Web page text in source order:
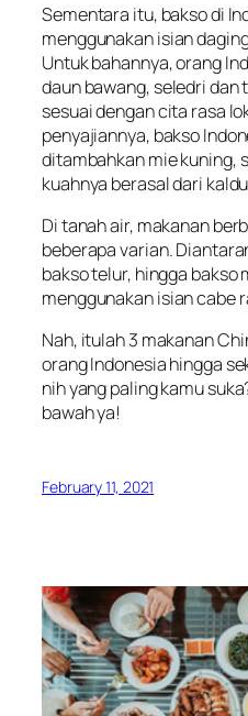
Sementara itu, bakso di
menggunakan isian
Untuk bahannya, orang
daun bawang, seledri
sesuai dengan cita rasa
penyajiannya, bakso
ditambahkan mie kuning,
kuahnya berasal dari
Di tanah air, makanan
beberapa varian.
bakso telur, hingga bakso
menggunakan isian cabe
Nah, itulah 3 makanan
orang Indonesia hingga
nih yang paling kamu
bawah ya!
February 11, 2021